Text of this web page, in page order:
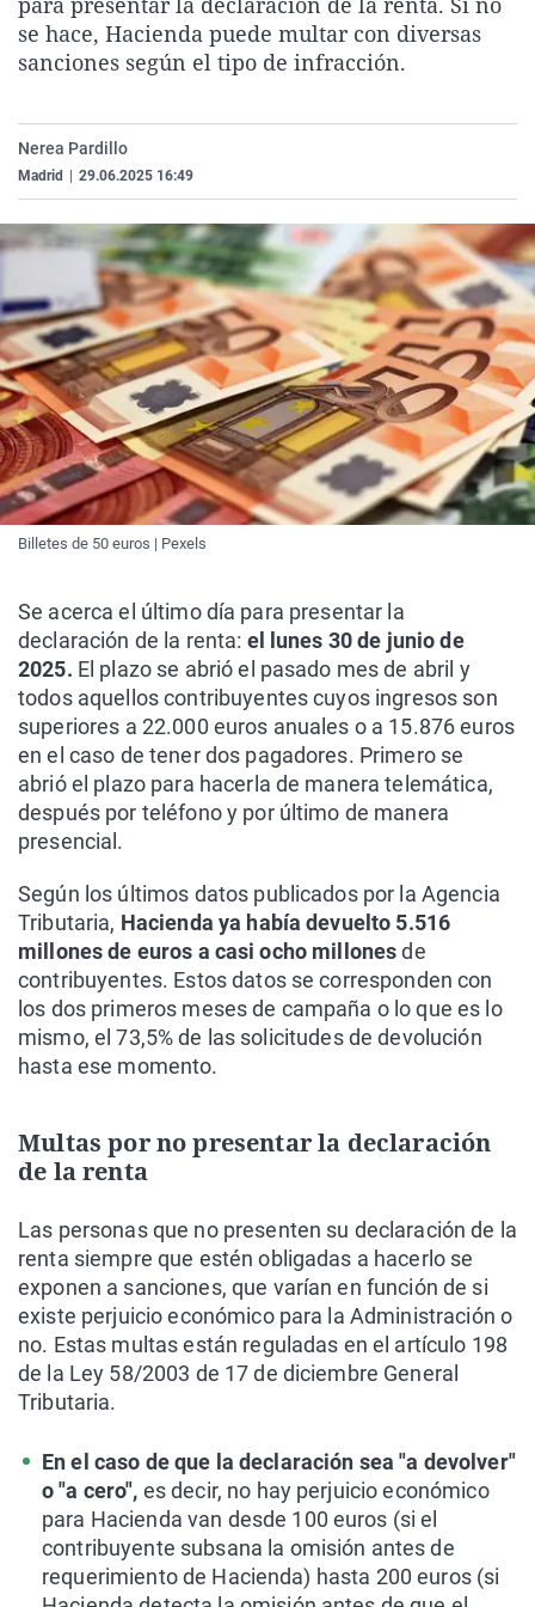
La rosa de los vientos
Gente viajera
Caso
Retornados
Extremadura
Galicia
Virales
Televisión
se hace, Hacienda puede multar con diversas
sanciones según el tipo de infracción.
Nerea Pardillo
Madrid 29.06.2025 16:49
Billetes de 50 euros | Pexels
Se acerca el último día para presentar la
declaración de la renta: el lunes 30 de junio de
2025. El plazo se abrió el pasado mes de abril y
todos aquellos contribuyentes cuyos ingresos son
superiores a 22.000 euros anuales o a 15.876 euros
en el caso de tener dos pagadores. Primero se
abrió el plazo para hacerla de manera telemática,
después por teléfono y por último de manera
presencial.
Según los últimos datos publicados por la Agencia
Tributaria, Hacienda ya había devuelto 5.516
millones de euros a casi ocho millonesde
contribuyentes. Estos datos se corresponden con
los dos primeros meses de campaña o lo que es lo
mismo, el 73,5% de las solicitudes de devolución
hasta ese momento.
Multas por no presentar la declaración
de la renta
Las personas que no presenten su declaración de la
renta siempre que estén obligadas a hacerlo se
exponen a sanciones, que varían en función de si
existe perjuicio económico para la Administración o
no. Estas multas están reguladas en el artículo 198
de la Ley 58/2003 de 17 de diciembre General
Tributaria.
En el caso de que la declaración sea "a devolver"
o "a cero", es decir, no hay perjuicio económico
para Hacienda van desde 100 euros (si el
contribuyente subsana la omisión antes de
requerimiento de Hacienda) hasta 200 euros (si